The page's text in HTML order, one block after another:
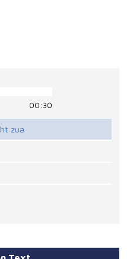
00:30
zua